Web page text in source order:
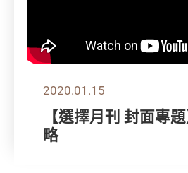
2020.01.15
【選擇月刊 封面專
略